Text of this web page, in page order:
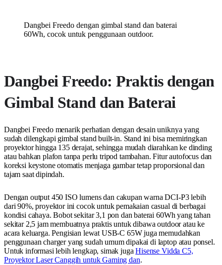
Dangbei Freedo dengan gimbal stand dan baterai
60Wh, cocok untuk penggunaan outdoor.
Dangbei Freedo: Praktis dengan
Gimbal Stand dan Baterai
Dangbei Freedo menarik perhatian dengan desain uniknya yang
sudah dilengkapi gimbal stand built-in. Stand ini bisa memiringkan
proyektor hingga 135 derajat, sehingga mudah diarahkan ke dinding
atau bahkan plafon tanpa perlu tripod tambahan. Fitur autofocus dan
koreksi keystone otomatis menjaga gambar tetap proporsional dan
tajam saat dipindah.
Dengan output 450 ISO lumens dan cakupan warna DCI-P3 lebih
dari 90%, proyektor ini cocok untuk pemakaian casual di berbagai
kondisi cahaya. Bobot sekitar 3,1 pon dan baterai 60Wh yang tahan
sekitar 2,5 jam membuatnya praktis untuk dibawa outdoor atau ke
acara keluarga. Pengisian lewat USB-C 65W juga memudahkan
penggunaan charger yang sudah umum dipakai di laptop atau ponsel.
Untuk informasi lebih lengkap, simak jugaHisense Vidda C5,
Proyektor Laser Canggih untuk Gaming dan.